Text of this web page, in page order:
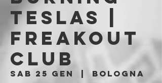
Teslas |
Freakout
Club
sab 25 gen
Bologna